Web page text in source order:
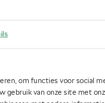
om functies voor social
van onze site met
the app